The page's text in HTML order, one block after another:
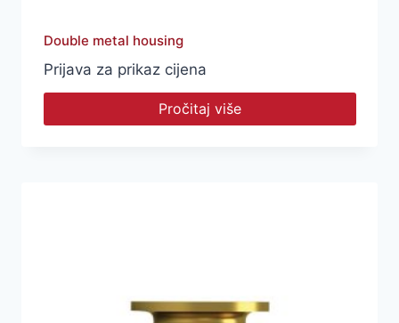
Double metal housing
Prijava za prikaz cijena
Pročitaj više